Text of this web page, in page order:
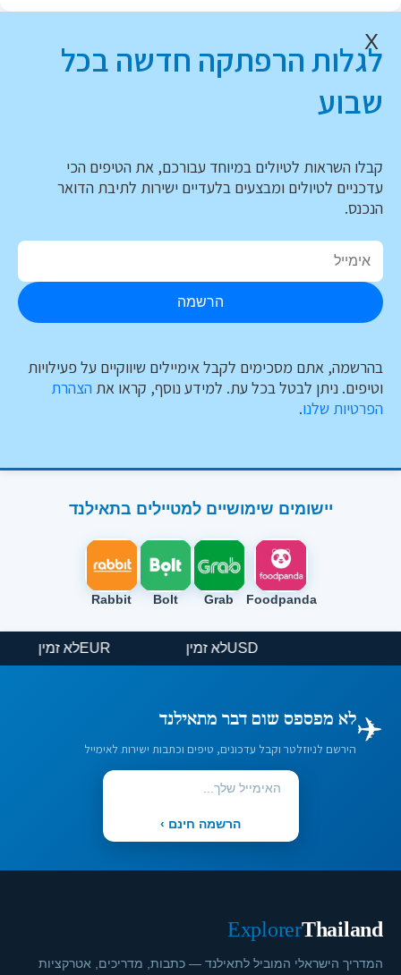
X
לגלות הרפתקה חדשה בכל
שבוע
קבלו השראות לטיולים במיוחד עבורכם, את הטיפים הכי
עדכניים לטיולים ומבצעים בלעדיים ישירות לתיבת הדואר
הנכנס.
הרשמה
בהרשמה, אתם מסכימים לקבל אימיילים שיווקיים על פעילויות
וטיפים. ניתן לבטל בכל עת. למידע נוסף, קראו את הצהרת
הפרטיות שלנו.
יישומים שימושיים למטיילים בתאילנד
Foodpanda
Grab
Bolt
Rabbit
USD לא זמין EUR לא זמין
✈️לא מפספס שום דבר מתאילנד
הירשם לניוזלטר וקבל עדכונים, טיפים וכתבות ישירות לאימייל
הרשמה חינם ›
Thailand
Explorer
המדריך הישראלי המוביל לתאילנד — כתבות, מדריכים, אטרקציות